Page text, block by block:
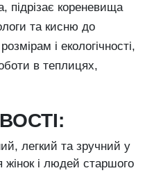
підрізає кореневища
та кисню до
і екологічності,
в теплицях,
легкий та зручний у
жінок і людей старшого